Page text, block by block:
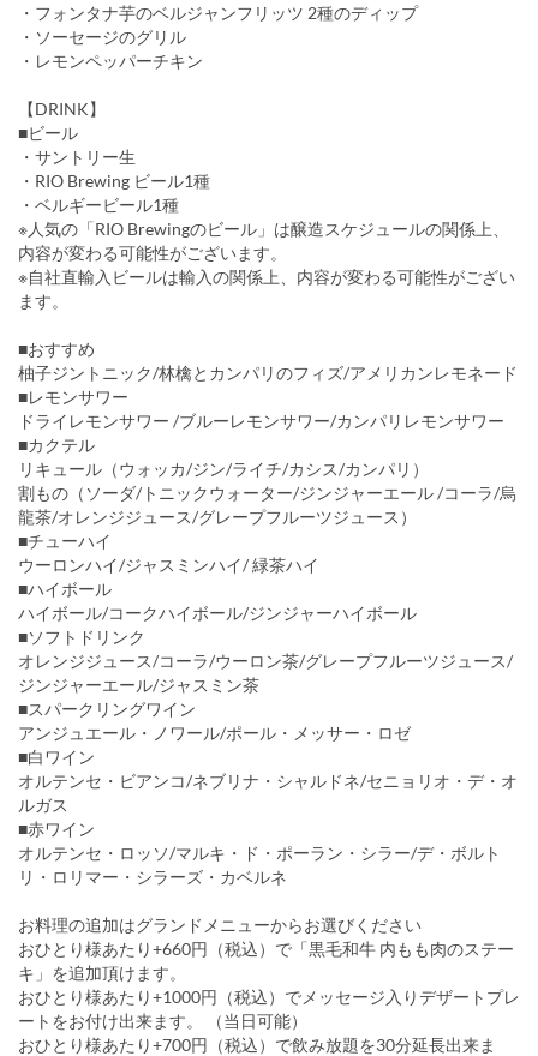
・フォンタナ芋のベルジャンフリッツ 2種のディップ
・ソーセージのグリル
・レモンペッパーチキン
【DRINK】
■ビール
・サントリー生
・RIO Brewing ビール1種
・ベルギービール1種
※人気の「RIO Brewingのビール」は醸造スケジュールの関係上、
内容が変わる可能性がございます。
※自社直輸入ビールは輸入の関係上、内容が変わる可能性がござい
ます。
■おすすめ
柚子ジントニック/林檎とカンパリのフィズ/アメリカンレモネード
■レモンサワー
ドライレモンサワー /ブルーレモンサワー/カンパリレモンサワー
■カクテル
リキュール（ウォッカ/ジン/ライチ/カシス/カンパリ）
割もの（ソーダ/トニックウォーター/ジンジャーエール /コーラ/烏
龍茶/オレンジジュース/グレープフルーツジュース）
■チューハイ
ウーロンハイ/ジャスミンハイ/ 緑茶ハイ
■ハイボール
ハイボール/コークハイボール/ジンジャーハイボール
■ソフトドリンク
オレンジジュース/コーラ/ウーロン茶/グレープフルーツジュース/
ジンジャーエール/ジャスミン茶
■スパークリングワイン
アンジュエール・ノワール/ポール・メッサー・ロゼ
■白ワイン
オルテンセ・ビアンコ/ネブリナ・シャルドネ/セニョリオ・デ・オ
ルガス
■赤ワイン
オルテンセ・ロッソ/マルキ・ド・ポーラン・シラー/デ・ボルト
リ・ロリマー・シラーズ・カベルネ
お料理の追加はグランドメニューからお選びください
おひとり様あたり+660円（税込）で「黒毛和牛 内もも肉のステー
キ」を追加頂けます。
おひとり様あたり+1000円（税込）でメッセージ入りデザートプレ
ートをお付け出来ます。 （当日可能）
おひとり様あたり+700円（税込）で飲み放題を30分延長出来ま